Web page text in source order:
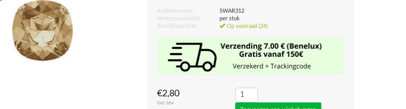
Artikelnummer:
SWAR312
Verkoopseenheid:
per stuk
Beschikbaarheid:
Op voorraad (24)
€2,80
Incl. btw